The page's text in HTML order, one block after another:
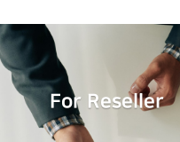
For Reseller